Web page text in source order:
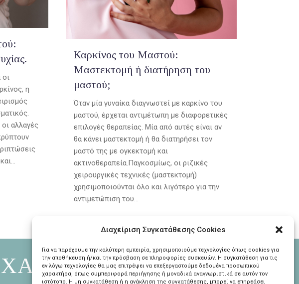
Διαχείριση Συγκατάθεσης Cookies
Για να παρέχουμε την καλύτερη εμπειρία, χρησιμοποιούμε τεχνολογίες όπως cookies για
την αποθήκευση ή/και την πρόσβαση σε πληροφορίες συσκευών. Η συγκατάθεση για τις
εν λόγω τεχνολογίες θα μας επιτρέψει να επεξεργαστούμε δεδομένα προσωπικού
χαρακτήρα, όπως συμπεριφορά περιήγησης ή μοναδικά αναγνωριστικά σε αυτόν τον
ιστότοπο. Η μη συγκατάθεση ή η ανάκληση της συγκατάθεσης, μπορεί να επηρεάσει
οι
η
αλλαγές
Καρκίνος του Μαστού:
Μαστεκτομή ή διατήρηση του
μαστού;
Όταν μία γυναίκα διαγνωστεί με καρκίνο του
μαστού, έρχεται αντιμέτωπη με διαφορετικές
επιλογές θεραπείας. Μία από αυτές είναι αν
θα κάνει μαστεκτομή ή θα διατηρήσει τον
μαστό της με ογκεκτομή και
ακτινοθεραπεία.Παγκοσμίως, οι ριζικές
χειρουργικές τεχνικές (μαστεκτομή)
χρησιμοποιούνται όλο και λιγότερο για την
αντιμετώπιση του...